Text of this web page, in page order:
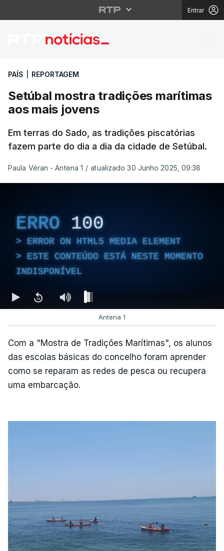
Entrar
Setúbal mostra
PAÍS REPORTAGEM
Setúbal mostra tradições marítimas
aos mais jovens
Em terras do Sado, as tradições piscatórias
fazem parte do dia a dia da cidade de Setúbal.
Paula Véran - Antena 1 / atualizado 30 Junho 2025, 09:38
ERRO 100
ERROR ON HTML5 MEDIA ELEMENT
ESTE CONTEÚDO ESTÁ NESTE MOMENTO
INDISPONÍVEL
Antena 1
Com a "Mostra de Tradições Marítimas", os alunos
das escolas básicas do concelho foram aprender
como se reparam as redes de pesca ou recupera
uma embarcação.